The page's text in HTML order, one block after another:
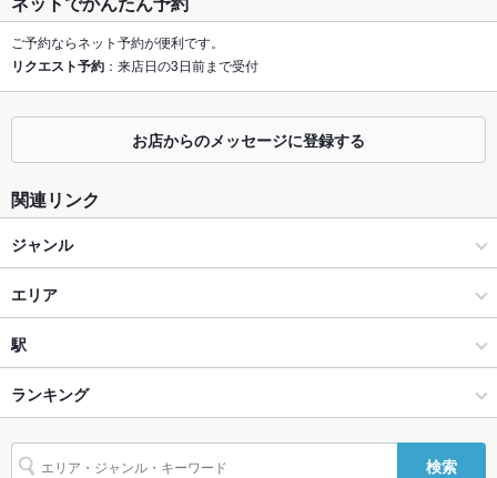
個室 なし
座敷
ソファー なし
テラス席 なし
貸切 貸切不可
設備
Wi-Fi
バリアフリ
ー
ご予約ならネット予約が便利です。
リクエスト予約 ：来店日の3日前まで受付
お店からのメッセージに登録する
関連リンク
ジャンル
アジア・エスニック料理
インド料理
佐世保・長崎県その他 × アジア・エスニック料理
佐世保・長崎県その他 × インド料理
エリア
佐世保
佐世保 × アジア・エスニック料理
佐世保 × インド料理
駅
佐世保駅
佐世保中央駅
ランキング
長崎のグルメランキング
検索